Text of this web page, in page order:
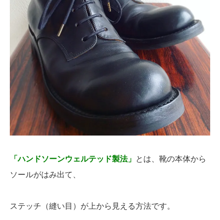
「ハンドソーンウェルテッド製法」 とは、靴の本体から
ソールがはみ出て、
ステッチ（縫い目）が上から見える方法です。